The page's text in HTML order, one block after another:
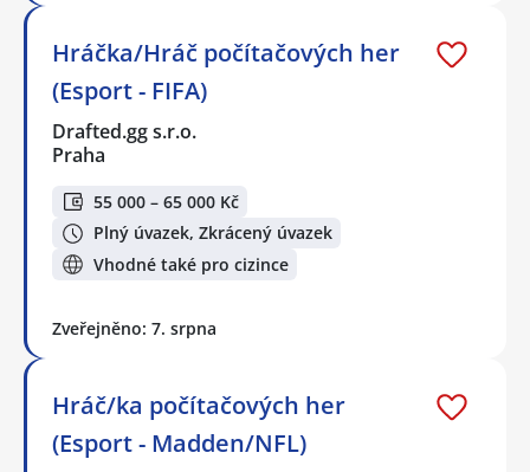
Hráčka/Hráč počítačových her
(Esport - FIFA)
Drafted.gg s.r.o.
Praha
55 000 – 65 000 Kč
Plný úvazek, Zkrácený úvazek
Vhodné také pro cizince
Zveřejněno: 7. srpna
Hráč/ka počítačových her
(Esport - Madden/NFL)